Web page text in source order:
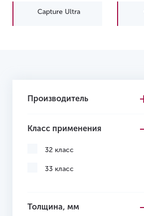
Capture Ultra
Производитель
Класс применения
32 класс
33 класс
Толщина, мм